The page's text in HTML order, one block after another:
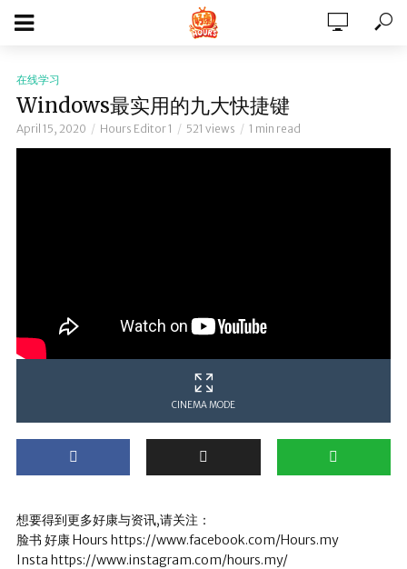
在线学习
Windows最实用的九大快捷键
April 15, 2020 Hours Editor 1 521 views 1 min read
CINEMA MODE
想要得到更多好康与资讯,请关注：
脸书 好康 Hours https://www.facebook.com/Hours.my
Insta https://www.instagram.com/hours.my/